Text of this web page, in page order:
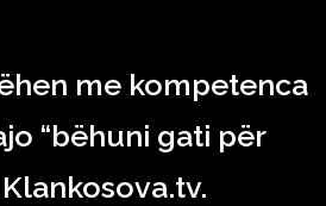
me kompetenca
“bëhuni gati për